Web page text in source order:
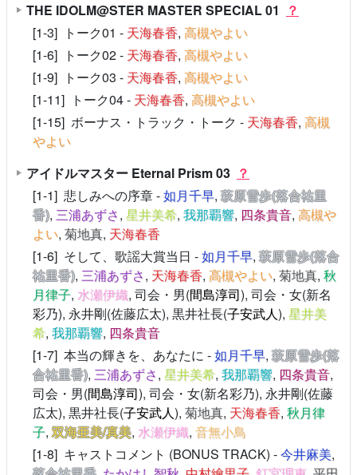
THE IDOLM@STER MASTER SPECIAL 01
？
[1-3] トーク01 - 天海春香, 高槻やよい
[1-6] トーク02 - 天海春香, 高槻やよい
[1-9] トーク03 - 天海春香, 高槻やよい
[1-11] トーク04 - 天海春香, 高槻やよい
[1-15] ボーナス・トラック・トーク - 天海春香, 高槻
やよい
アイドルマスター Eternal Prism 03 ？
[1-1] 悲しみへの序章 -如月千早,萩原雪歩(落合祐里
香), 三浦あずさ, 星井美希, 我那覇響, 四条貴音, 高槻や
よい, 菊地真, 天海春香
[1-6] そして、歌謡大賞当日 -如月千早,萩原雪歩(落合
祐里香), 三浦あずさ, 天海春香, 高槻やよい, 菊地真, 秋
月律子, 水瀬伊織, 司会・男(間島淳司), 司会・女(新名
彩乃), 永井剛(佐藤広太), 黒井社長(子安武人), 星井美
希, 我那覇響, 四条貴音
[1-7] 本当の輝きを、あなたに -如月千早,萩原雪歩(落
合祐里香), 三浦あずさ, 星井美希, 我那覇響, 四条貴音,
司会・男(間島淳司), 司会・女(新名彩乃), 永井剛(佐藤
広太), 黒井社長(子安武人), 菊地真, 天海春香, 秋月律
子,双海亜美/真美, 水瀬伊織, 音無小鳥
[1-8] キャストコメント (BONUS TRACK) -今井麻美,